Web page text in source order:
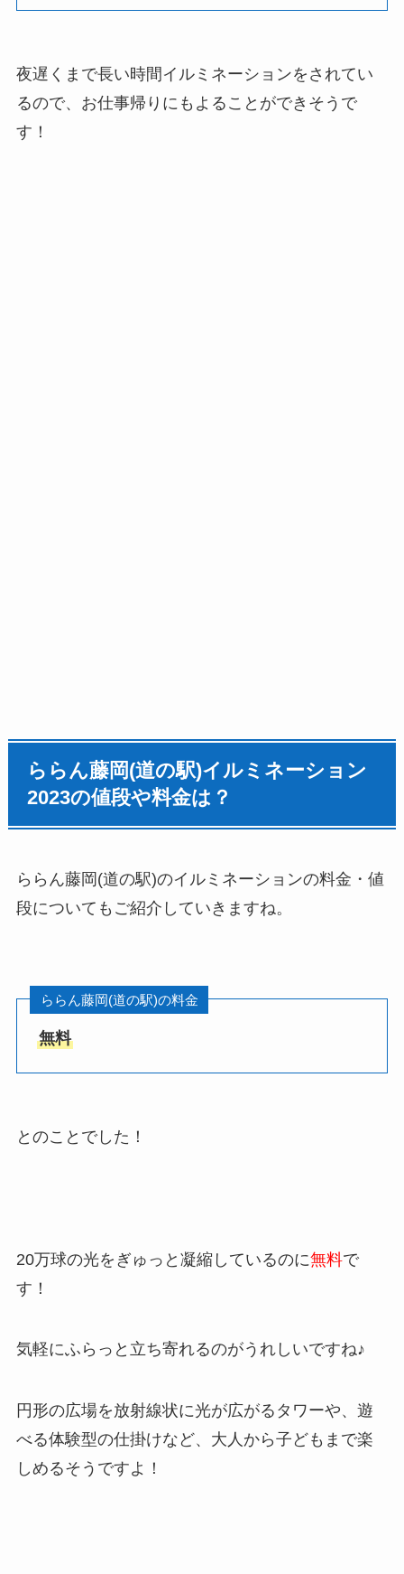
夜遅くまで長い時間イルミネーションをされてい
るので、お仕事帰りにもよることができそうで
す！
ららん藤岡(道の駅)イルミネーション
2023の値段や料金は？
ららん藤岡(道の駅)のイルミネーションの料金・値
段についてもご紹介していきますね。
ららん藤岡(道の駅)の料金
無料
とのことでした！
20万球の光をぎゅっと凝縮しているのに無料で
す！
気軽にふらっと立ち寄れるのがうれしいですね♪
円形の広場を放射線状に光が広がるタワーや、遊
べる体験型の仕掛けなど、大人から子どもまで楽
しめるそうですよ！